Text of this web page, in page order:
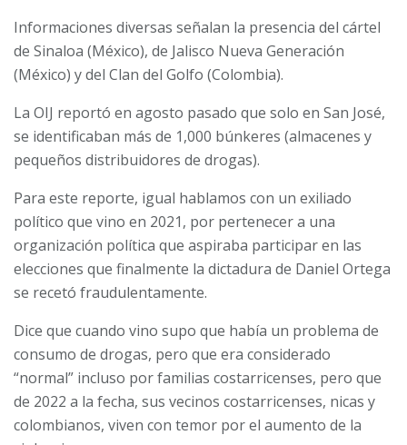
Informaciones diversas señalan la presencia del cártel
de Sinaloa (México), de Jalisco Nueva Generación
(México) y del Clan del Golfo (Colombia).
La OIJ reportó en agosto pasado que solo en San José,
se identificaban más de 1,000 búnkeres (almacenes y
pequeños distribuidores de drogas).
Para este reporte, igual hablamos con un exiliado
político que vino en 2021, por pertenecer a una
organización política que aspiraba participar en las
elecciones que finalmente la dictadura de Daniel Ortega
se recetó fraudulentamente.
Dice que cuando vino supo que había un problema de
consumo de drogas, pero que era considerado
“normal” incluso por familias costarricenses, pero que
de 2022 a la fecha, sus vecinos costarricenses, nicas y
colombianos, viven con temor por el aumento de la